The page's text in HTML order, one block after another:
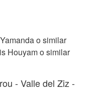
o similar
Houyam o similar
- Valle del Ziz -